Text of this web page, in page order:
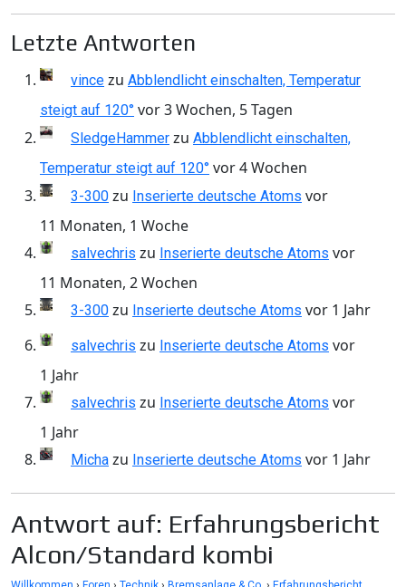
Letzte Antworten
vince zu Abblendlicht einschalten, Temperatur
steigt auf 120° vor 3 Wochen, 5 Tagen
SledgeHammer zu Abblendlicht einschalten,
Temperatur steigt auf 120° vor 4 Wochen
3-300 zu Inserierte deutsche Atoms vor
11 Monaten, 1 Woche
salvechris zu Inserierte deutsche Atoms vor
11 Monaten, 2 Wochen
3-300 zu Inserierte deutsche Atoms vor 1 Jahr
salvechris zu Inserierte deutsche Atoms vor
1 Jahr
salvechris zu Inserierte deutsche Atoms vor
1 Jahr
Micha zu Inserierte deutsche Atoms vor 1 Jahr
Antwort auf: Erfahrungsbericht
Alcon/Standard kombi